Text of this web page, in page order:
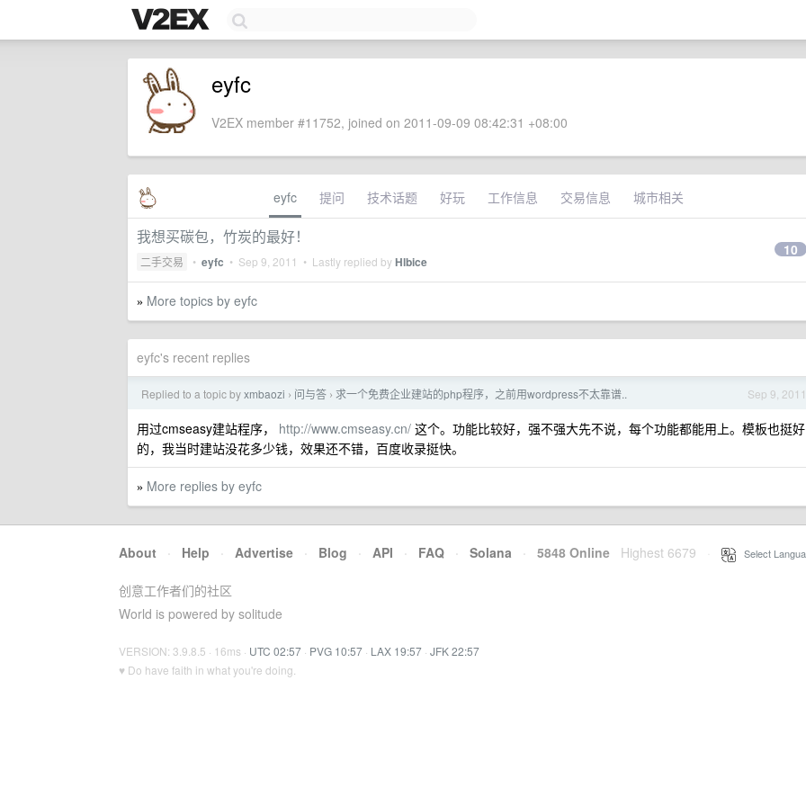
eyfc
V2EX member #11752, joined on 2011-09-09 08:42:31 +08:00
eyfc 提问 技术话题 好玩 工作信息 交易信息 城市相关
我想买碳包，竹炭的最好！
二手交易 • eyfc • Sep 9, 2011 • Lastly replied byHlbice
10
» More topics by eyfc
eyfc's recent replies
Sep 9, 2011
Replied to a topic byxmbaozi › 问与答 › 求一个免费企业建站的php程序，之前用wordpress不太靠谱..
用过cmseasy建站程序， http://www.cmseasy.cn/ 这个。功能比较好，强不强大先不说，每个功能都能用上。模板也挺好
的，我当时建站没花多少钱，效果还不错，百度收录挺快。
» More replies by eyfc
About · Help · Advertise · Blog · API · FAQ · Solana · 5848 Online Highest 6679 Select
创意工作者们的社区
World is powered by solitude
VERSION: 3.9.8.5 · 16ms · UTC 02:57 · PVG 10:57 · LAX 19:57 · JFK 22:57
♥ Do have faith in what you're doing.